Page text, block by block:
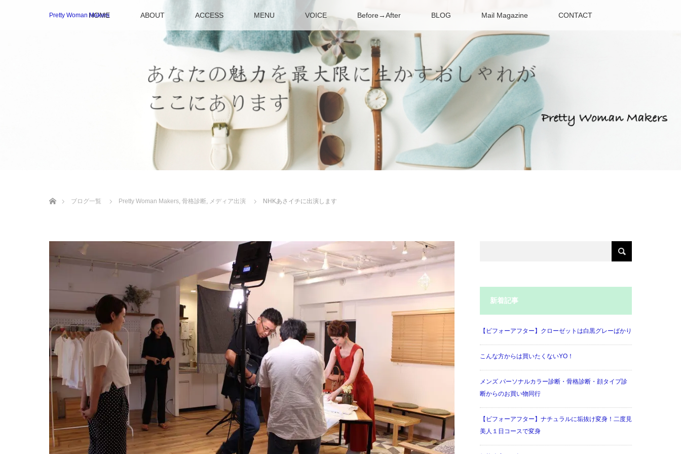
Pretty Woman Makers
HOME ABOUT ACCESS MENU VOICE Before→After BLOG Mail Magazine CONTACT
ブログ一覧
Pretty Woman Makers, 骨格診断, メディア出演 NHKあさイチに出演します
新着記事
【ビフォーアフター】クローゼットは白黒グレーばかり
こんな方からは買いたくないYO！
メンズ パーソナルカラー診断・骨格診断・顔タイプ診
断からのお買い物同行
【ビフォーアフター】ナチュラルに垢抜け変身！二度見
美人１日コースで変身